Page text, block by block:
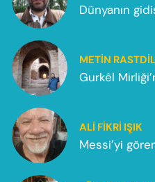
Dünyanın
METIN RASTDIL
Gurkêl
ALI FIKRI IŞIK
Messi’yi